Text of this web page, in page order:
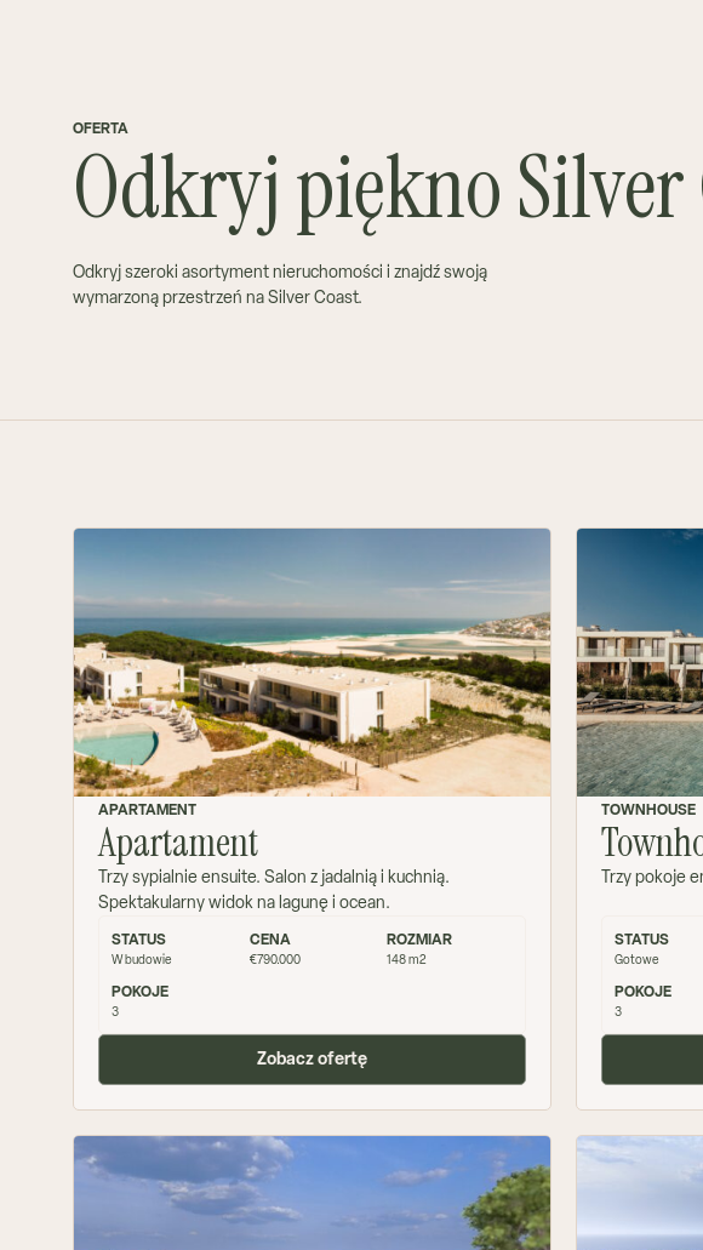
OFERTA
Odkryj piękno Silver
Odkryj szeroki asortyment nieruchomości i znajdź swoją
wymarzoną przestrzeń na Silver Coast.
APARTAMENT
Apartament
Trzy sypialnie ensuite. Salon z jadalnią i kuchnią.
Spektakularny widok na lagunę i ocean.
STATUS
W budowie
CENA
€790.000
ROZMIAR
148 m2
POKOJE
3
Zobacz ofertę
TOWNHOUSE
Trzy pokoje
STATUS
Gotowe
POKOJE
3